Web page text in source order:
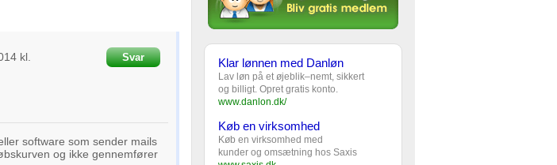
kl.
Svar
software som sender mails
og ikke gennemfører
Klar lønnen med Danløn
Lav løn på et øjeblik–nemt, sikkert
og billigt. Opret gratis konto.
www.danlon.dk/
Køb en virksomhed
Køb en virksomhed med
kunder og omsætning hos Saxis